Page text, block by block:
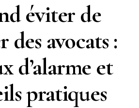
éviter de
des avocats :
d’alarme et
pratiques